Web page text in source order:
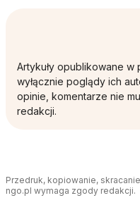
Artykuły opublikowane
wyłącznie poglądy ich
opinie, komentarze nie
redakcji.
Przedruk, kopiowanie,
ngo.pl wymaga zgody redakcji.